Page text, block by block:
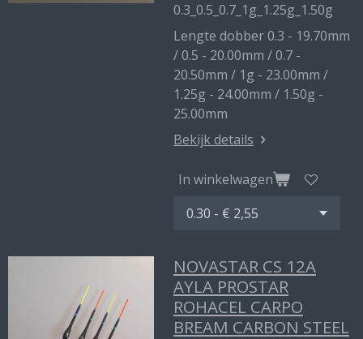
0.3_0.5_0.7_1g_1.25g_1.50g
Lengte dobber 0.3 - 19.70mm
/ 0.5 - 20.00mm / 0.7 -
20.50mm / 1g - 23.00mm /
1.25g - 24.00mm / 1.50g -
25.00mm
Bekijk details
In winkelwagen
NOVASTAR CS 12A
AYLA PROSTAR
ROHACEL CARPO
BREAM CARBON STEEL